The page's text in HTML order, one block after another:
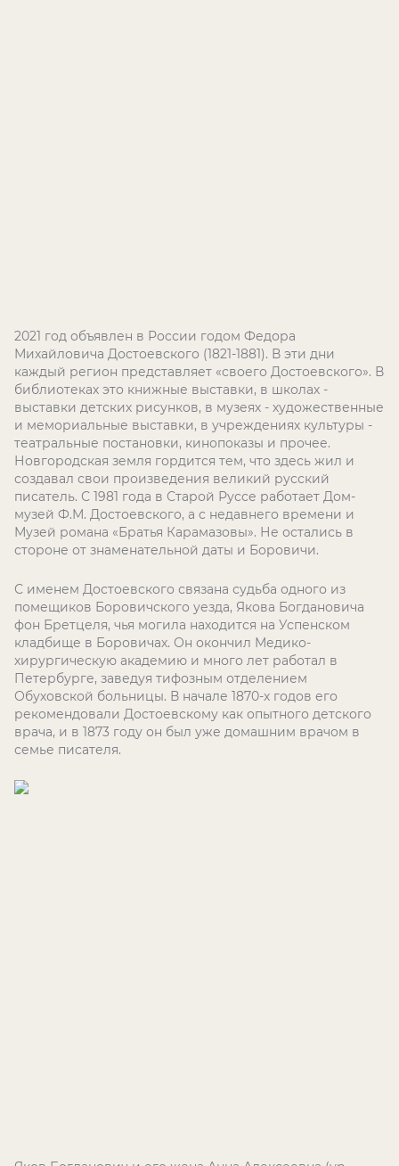
2021 год объявлен в России годом Федора
Михайловича Достоевского (1821-1881). В эти дни
каждый регион представляет «своего Достоевского». В
библиотеках это книжные выставки, в школах -
выставки детских рисунков, в музеях - художественные
и мемориальные выставки, в учреждениях культуры -
театральные постановки, кинопоказы и прочее.
Новгородская земля гордится тем, что здесь жил и
создавал свои произведения великий русский
писатель. С 1981 года в Старой Руссе работает Дом-
музей Ф.М. Достоевского, а с недавнего времени и
Музей романа «Братья Карамазовы». Не остались в
стороне от знаменательной даты и Боровичи.
С именем Достоевского связана судьба одного из
помещиков Боровичского уезда, Якова Богдановича
фон Бретцеля, чья могила находится на Успенском
кладбище в Боровичах. Он окончил Медико-
хирургическую академию и много лет работал в
Петербурге, заведуя тифозным отделением
Обуховской больницы. В начале 1870-х годов его
рекомендовали Достоевскому как опытного детского
врача, и в 1873 году он был уже домашним врачом в
семье писателя.